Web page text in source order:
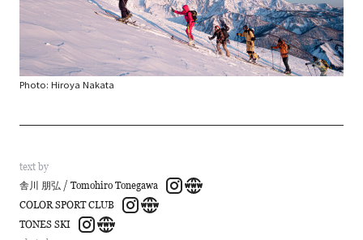
Photo: Hiroya Nakata
text by
舎川 朋弘 / Tomohiro Tonegawa
COLOR SPORT CLUB
TONES SKI